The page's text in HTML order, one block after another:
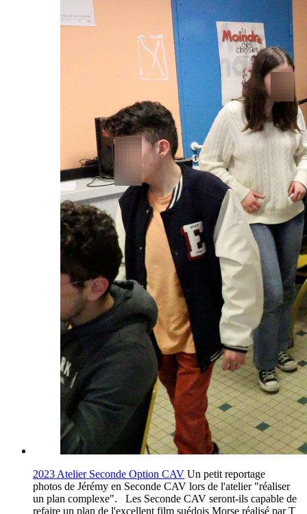
2023 Atelier Seconde Option CAV Un petit reportage
photos de Jérémy en Seconde CAV lors de l'atelier "réaliser
un plan complexe". Les Seconde CAV seront-ils capable de
refaire un plan de l'excellent film suédois Morse réalisé par T